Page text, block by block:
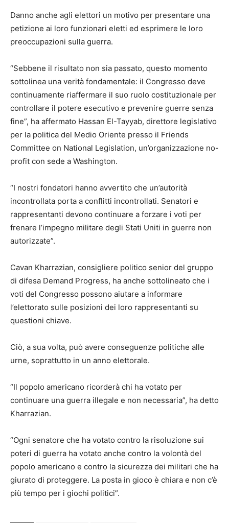
Danno anche agli elettori un motivo per presentare una
petizione ai loro funzionari eletti ed esprimere le loro
preoccupazioni sulla guerra.
“Sebbene il risultato non sia passato, questo momento
sottolinea una verità fondamentale: il Congresso deve
continuamente riaffermare il suo ruolo costituzionale per
controllare il potere esecutivo e prevenire guerre senza
fine”, ha affermato Hassan El-Tayyab, direttore legislativo
per la politica del Medio Oriente presso il Friends
Committee on National Legislation, un’organizzazione no-
profit con sede a Washington.
“I nostri fondatori hanno avvertito che un’autorità
incontrollata porta a conflitti incontrollati. Senatori e
rappresentanti devono continuare a forzare i voti per
frenare l’impegno militare degli Stati Uniti in guerre non
autorizzate”.
Cavan Kharrazian, consigliere politico senior del gruppo
di difesa Demand Progress, ha anche sottolineato che i
voti del Congresso possono aiutare a informare
l’elettorato sulle posizioni dei loro rappresentanti su
questioni chiave.
Ciò, a sua volta, può avere conseguenze politiche alle
urne, soprattutto in un anno elettorale.
“Il popolo americano ricorderà chi ha votato per
continuare una guerra illegale e non necessaria”, ha detto
Kharrazian.
“Ogni senatore che ha votato contro la risoluzione sui
poteri di guerra ha votato anche contro la volontà del
popolo americano e contro la sicurezza dei militari che ha
giurato di proteggere. La posta in gioco è chiara e non c’è
più tempo per i giochi politici”.